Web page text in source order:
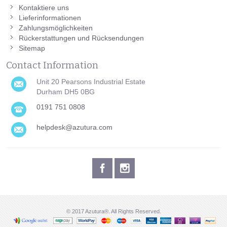
Kontaktiere uns
Lieferinformationen
Zahlungsmöglichkeiten
Rückerstattungen und Rücksendungen
Sitemap
Contact Information
Unit 20 Pearsons Industrial Estate
Durham DH5 0BG
0191 751 0808
helpdesk@azutura.com
© 2017 Azutura®. All Rights Reserved.